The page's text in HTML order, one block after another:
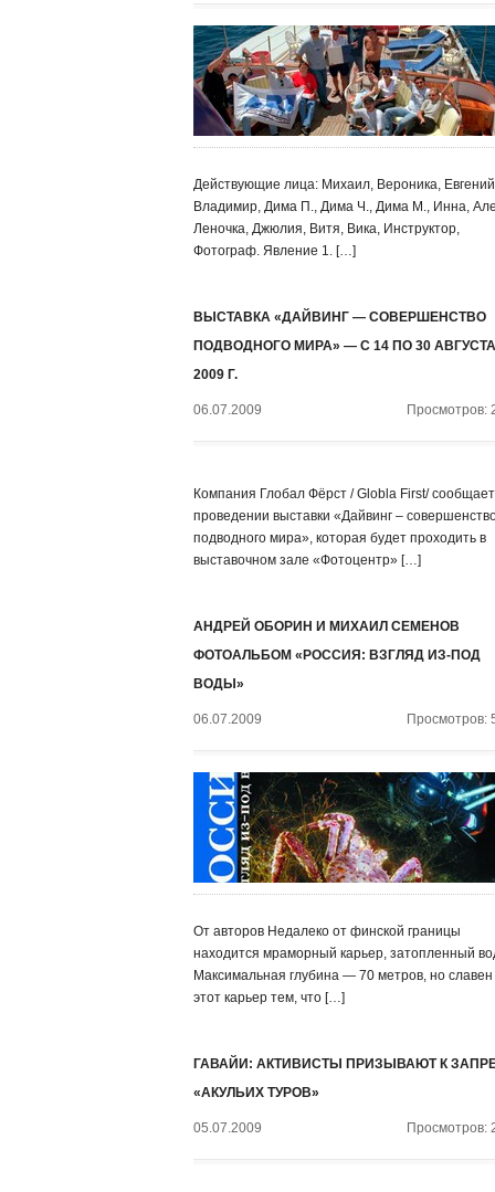
Действующие лица: Михаил, Вероника,
Владимир, Дима П., Дима Ч., Дима М., Инна,
Леночка, Джюлия, Витя, Вика, Инструктор,
Фотограф. Явление 1. […]
ВЫСТАВКА «ДАЙВИНГ — СОВЕРШЕНСТВО
ПОДВОДНОГО МИРА» — С 14 ПО 30 АВГУСТА
2009 Г.
06.07.2009 Просмотров:
Компания Глобал Фёрст / Globla First/
проведении выставки «Дайвинг –
подводного мира», которая будет проходить в
выставочном зале «Фотоцентр» […]
АНДРЕЙ ОБОРИН И МИХАИЛ СЕМЕНОВ
ФОТОАЛЬБОМ «РОССИЯ: ВЗГЛЯД ИЗ-ПОД
ВОДЫ»
06.07.2009 Просмотров:
От авторов Недалеко от финской границы
находится мраморный карьер, затопленный
Максимальная глубина — 70 метров, но славен
этот карьер тем, что […]
ГАВАЙИ: АКТИВИСТЫ ПРИЗЫВАЮТ К
«АКУЛЬИХ ТУРОВ»
05.07.2009 Просмотров: